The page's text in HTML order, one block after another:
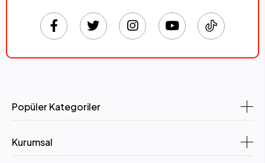
Popüler Kategoriler
Kurumsal